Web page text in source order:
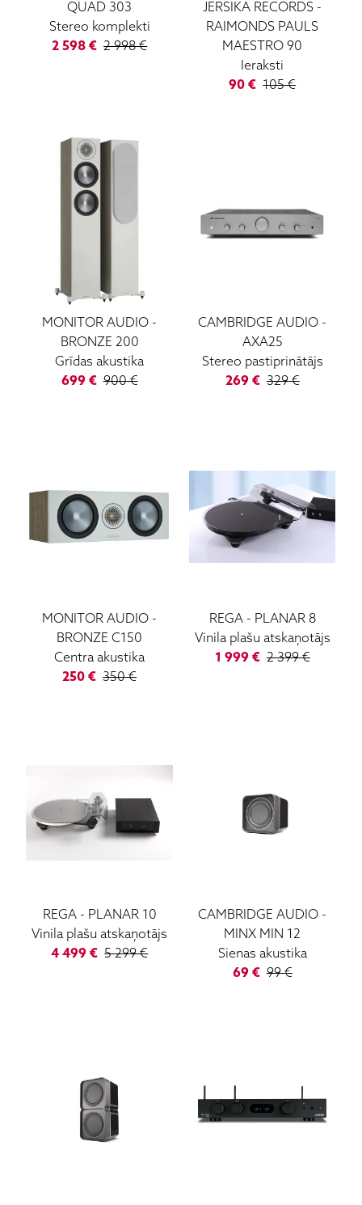
QUAD 303
Stereo komplekti
2 598 € 2 998€
JERSIKA RECORDS -
RAIMONDS PAULS
MAESTRO 90
Ieraksti
90 € 105€
MONITOR AUDIO -
BRONZE 200
Grīdas akustika
699€ 900€
CAMBRIDGE AUDIO -
AXA25
Stereo pastiprinātājs
269€ 329€
MONITOR AUDIO -
BRONZE C150
Centra akustika
250 € 350€
REGA- PLANAR 8
Vinila plašu atskaņotājs
1 999€ 2 399€
REGA- PLANAR 10
Vinila plašu atskaņotājs
4 499 € 5 299€
CAMBRIDGE AUDIO -
MINX MIN 12
Sienas akustika
69€ 99€